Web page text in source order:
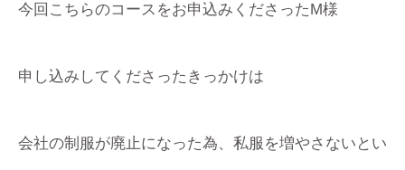
今回こちらのコースをお申込みくださったM様
申し込みしてくださったきっかけは
会社の制服が廃止になった為、私服を増やさないとい